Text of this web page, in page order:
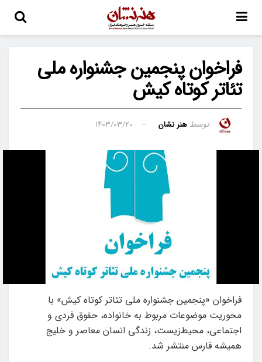
فراخوان پنجمین جشنواره ملی
تئاتر کوتاه کیش
توسط هنر نشان ۱۴۰۳/۰۳/۲۰
فراخوان «پنجمین جشنواره ملی تئاتر کوتاه کیش» با
محوریت موضوعات مربوط به خانواده، حقوق فردی و
اجتماعی، محیط‌زیست، زندگی انسان معاصر و خلیج
همیشه فارس منتشر شد.